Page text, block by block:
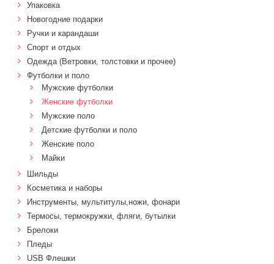
Упаковка
Новогодние подарки
Ручки и карандаши
Спорт и отдых
Одежда (Ветровки, толстовки и прочее)
Футболки и поло
Мужские футболки
Женские футболки
Мужские поло
Детские футболки и поло
Женские поло
Майки
Шильды
Косметика и наборы
Инструменты, мультитулы,ножи, фонари
Термосы, термокружки, фляги, бутылки
Брелоки
Пледы
USB Флешки